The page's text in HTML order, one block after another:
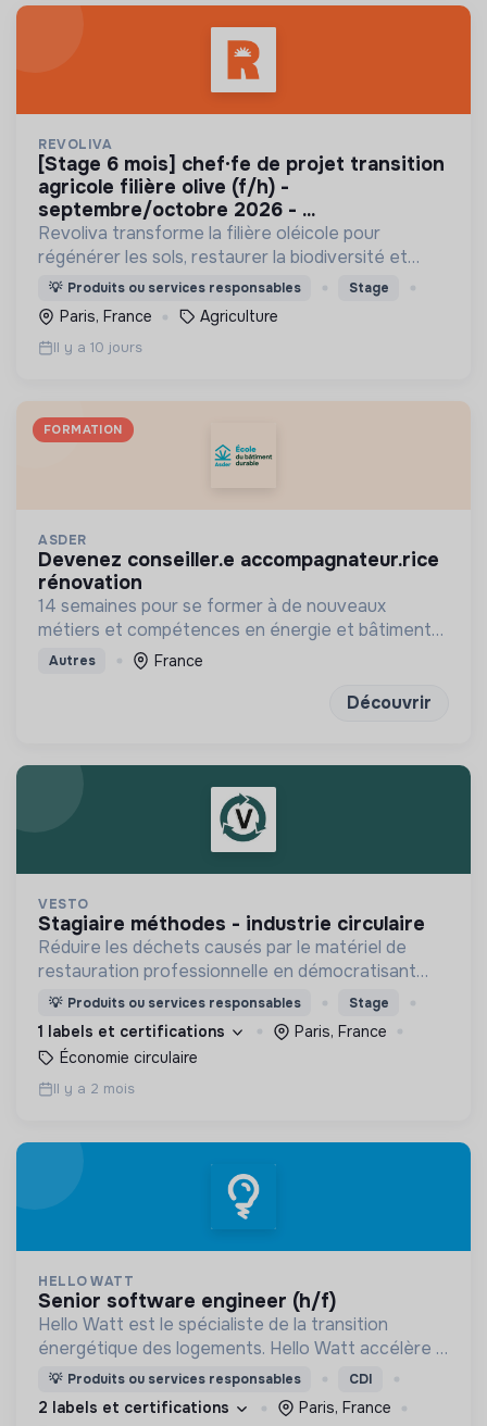
REVOLIVA
[stage 6 mois] chef·fe de projet transition
agricole filière olive (f/h) -
septembre/octobre 2026 - ...
Revoliva transforme la filière oléicole pour
régénérer les sols, restaurer la biodiversité et
permettre la juste rémunération des producteurs.
💡 Produits ou services responsables Stage
Paris, France Agriculture
Il y a 10 jours
FORMATION
ASDER
devenez conseiller.e accompagnateur.rice
rénovation
14 semaines pour se former à de nouveaux
métiers et compétences en énergie et bâtiment
durables
Autres France
Découvrir
VESTO
stagiaire méthodes - industrie circulaire
Réduire les déchets causés par le matériel de
restauration professionnelle en démocratisant
l'utilisation de matériel reconditionné !
💡 Produits ou services responsables Stage
1 labels et certifications
Paris, France
Économie circulaire
Il y a 2 mois
HELLO WATT
senior software engineer (h/f)
Hello Watt est le spécialiste de la transition
énergétique des logements. Hello Watt accélère la
transition énergétique en la rendant plus simple,
plus intelligente et plus accessible.
💡 Produits ou services responsables CDI
2 labels et certifications
Paris, France